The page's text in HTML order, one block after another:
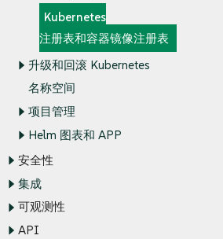
Kubernetes
注册表和容器镜像注册表
升级和回滚 Kubernetes
名称空间
项目管理
Helm 图表和 APP
安全性
集成
可观测性
API